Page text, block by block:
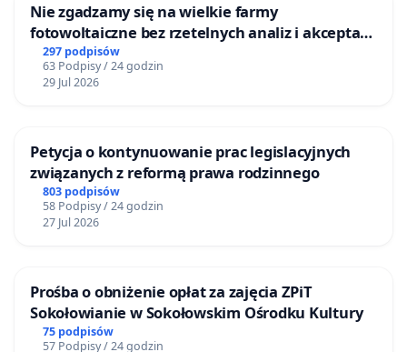
Nie zgadzamy się na wielkie farmy
fotowoltaiczne bez rzetelnych analiz i akceptacji
mieszkańców
297 podpisów
63 Podpisy / 24 godzin
29 Jul 2026
Petycja o kontynuowanie prac legislacyjnych
związanych z reformą prawa rodzinnego
803 podpisów
58 Podpisy / 24 godzin
27 Jul 2026
Prośba o obniżenie opłat za zajęcia ZPiT
Sokołowianie w Sokołowskim Ośrodku Kultury
75 podpisów
57 Podpisy / 24 godzin